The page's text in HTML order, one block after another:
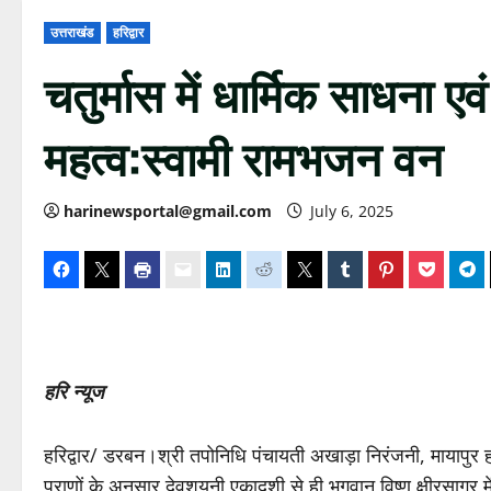
उत्तराखंड हरिद्वार
चतुर्मास में धार्मिक साधना
महत्व:स्वामी रामभजन वन
harinewsportal@gmail.com July 6, 2025
हरि न्यूज
हरिद्वार/ डरबन।श्री तपोनिधि पंचायती अखाड़ा निरंजनी,
पुराणों के अनुसार देवशयनी एकादशी से ही भगवान विष्णु